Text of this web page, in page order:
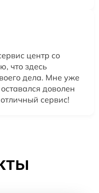
центр со
что здесь
дела. Мне уже
доволен
сервис!